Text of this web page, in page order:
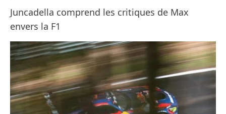
Juncadella comprend les critiques de Max
envers la F1